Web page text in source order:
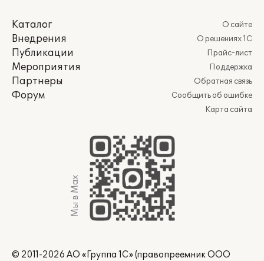
Каталог
Внедрения
Публикации
Мероприятия
Партнеры
Форум
О сайте
О решениях 1С
Прайс-лист
Поддержка
Обратная связь
Сообщить об ошибке
Карта сайта
Мы в Max
© 2011-2026 АО «Группа 1С» (правопреемник ООО